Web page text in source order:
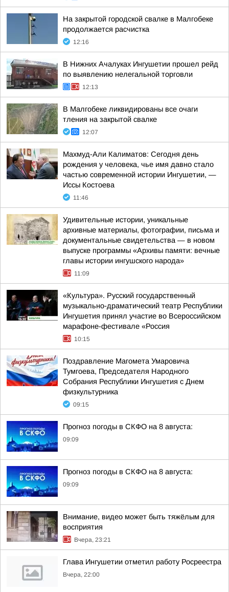
На закрытой городской свалке в Малгобеке
продолжается расчистка
12:16
В Нижних Ачалуках Ингушетии прошел рейд
по выявлению нелегальной торговли
12:13
В Малгобеке ликвидированы все очаги
тления на закрытой свалке
12:07
Махмуд-Али Калиматов: Сегодня день
рождения у человека, чье имя давно стало
частью современной истории Ингушетии, —
Иссы Костоева
11:46
Удивительные истории, уникальные
архивные материалы, фотографии, письма и
документальные свидетельства — в новом
выпуске программы «Архивы памяти: вечные
главы истории ингушского народа»
11:09
«Культура». Русский государственный
музыкально-драматический театр Республики
Ингушетия принял участие во Всероссийском
марафоне-фестивале «Россия
10:15
Поздравление Магомета Умаровича
Тумгоева, Председателя Народного
Собрания Республики Ингушетия с Днем
физкультурника
09:15
Прогноз погоды в СКФО на 8 августа:
09:09
Прогноз погоды в СКФО на 8 августа:
09:09
Внимание, видео может быть тяжёлым для
восприятия
Вчера, 23:21
Глава Ингушетии отметил работу Росреестра
Вчера, 22:00